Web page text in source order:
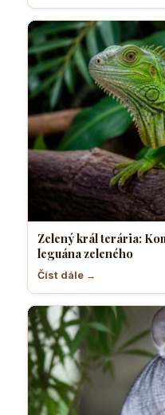
Zelený král terária:
leguána zeleného
Číst dále →